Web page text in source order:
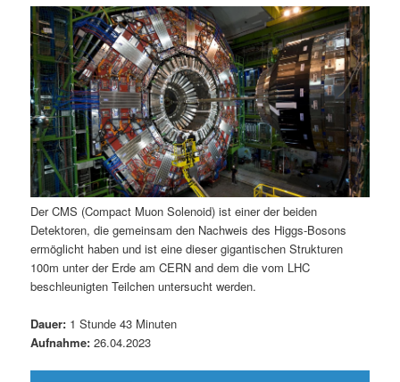
ä
r
e
n
I
n
h
l
n
d
ä
r
e
n
I
h
n
a
v
i
g
a
t
i
o
n
Der CMS (Compact Muon Solenoid) ist einer der beiden
Detektoren, die gemeinsam den Nachweis des Higgs-Bosons
ermöglicht haben und ist eine dieser gigantischen Strukturen
100m unter der Erde am CERN and dem die vom LHC
beschleunigten Teilchen untersucht werden.
Dauer: 1 Stunde 43 Minuten
Aufnahme: 26.04.2023